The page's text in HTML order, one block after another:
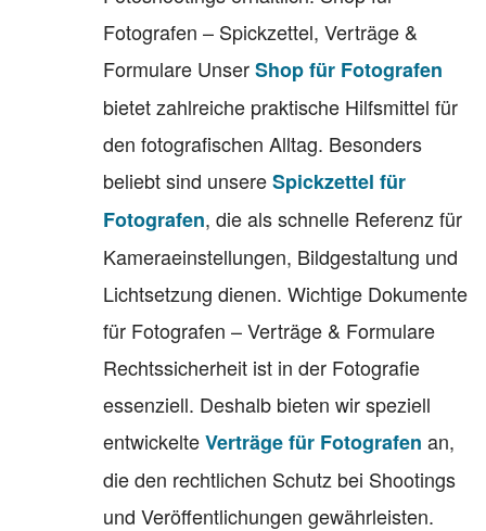
Fotografen – Spickzettel, Verträge &
Formulare UnserShop für Fotografen
bietet zahlreiche praktische Hilfsmittel für
den fotografischen Alltag. Besonders
beliebt sind unsereSpickzettel für
Fotografen, die als schnelle Referenz für
Kameraeinstellungen, Bildgestaltung und
Lichtsetzung dienen. Wichtige Dokumente
für Fotografen – Verträge & Formulare
Rechtssicherheit ist in der Fotografie
essenziell. Deshalb bieten wir speziell
entwickelteVerträge für Fotografen an,
die den rechtlichen Schutz bei Shootings
und Veröffentlichungen gewährleisten.